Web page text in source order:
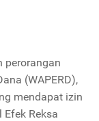
perorangan
(WAPERD),
mendapat izin
Reksa